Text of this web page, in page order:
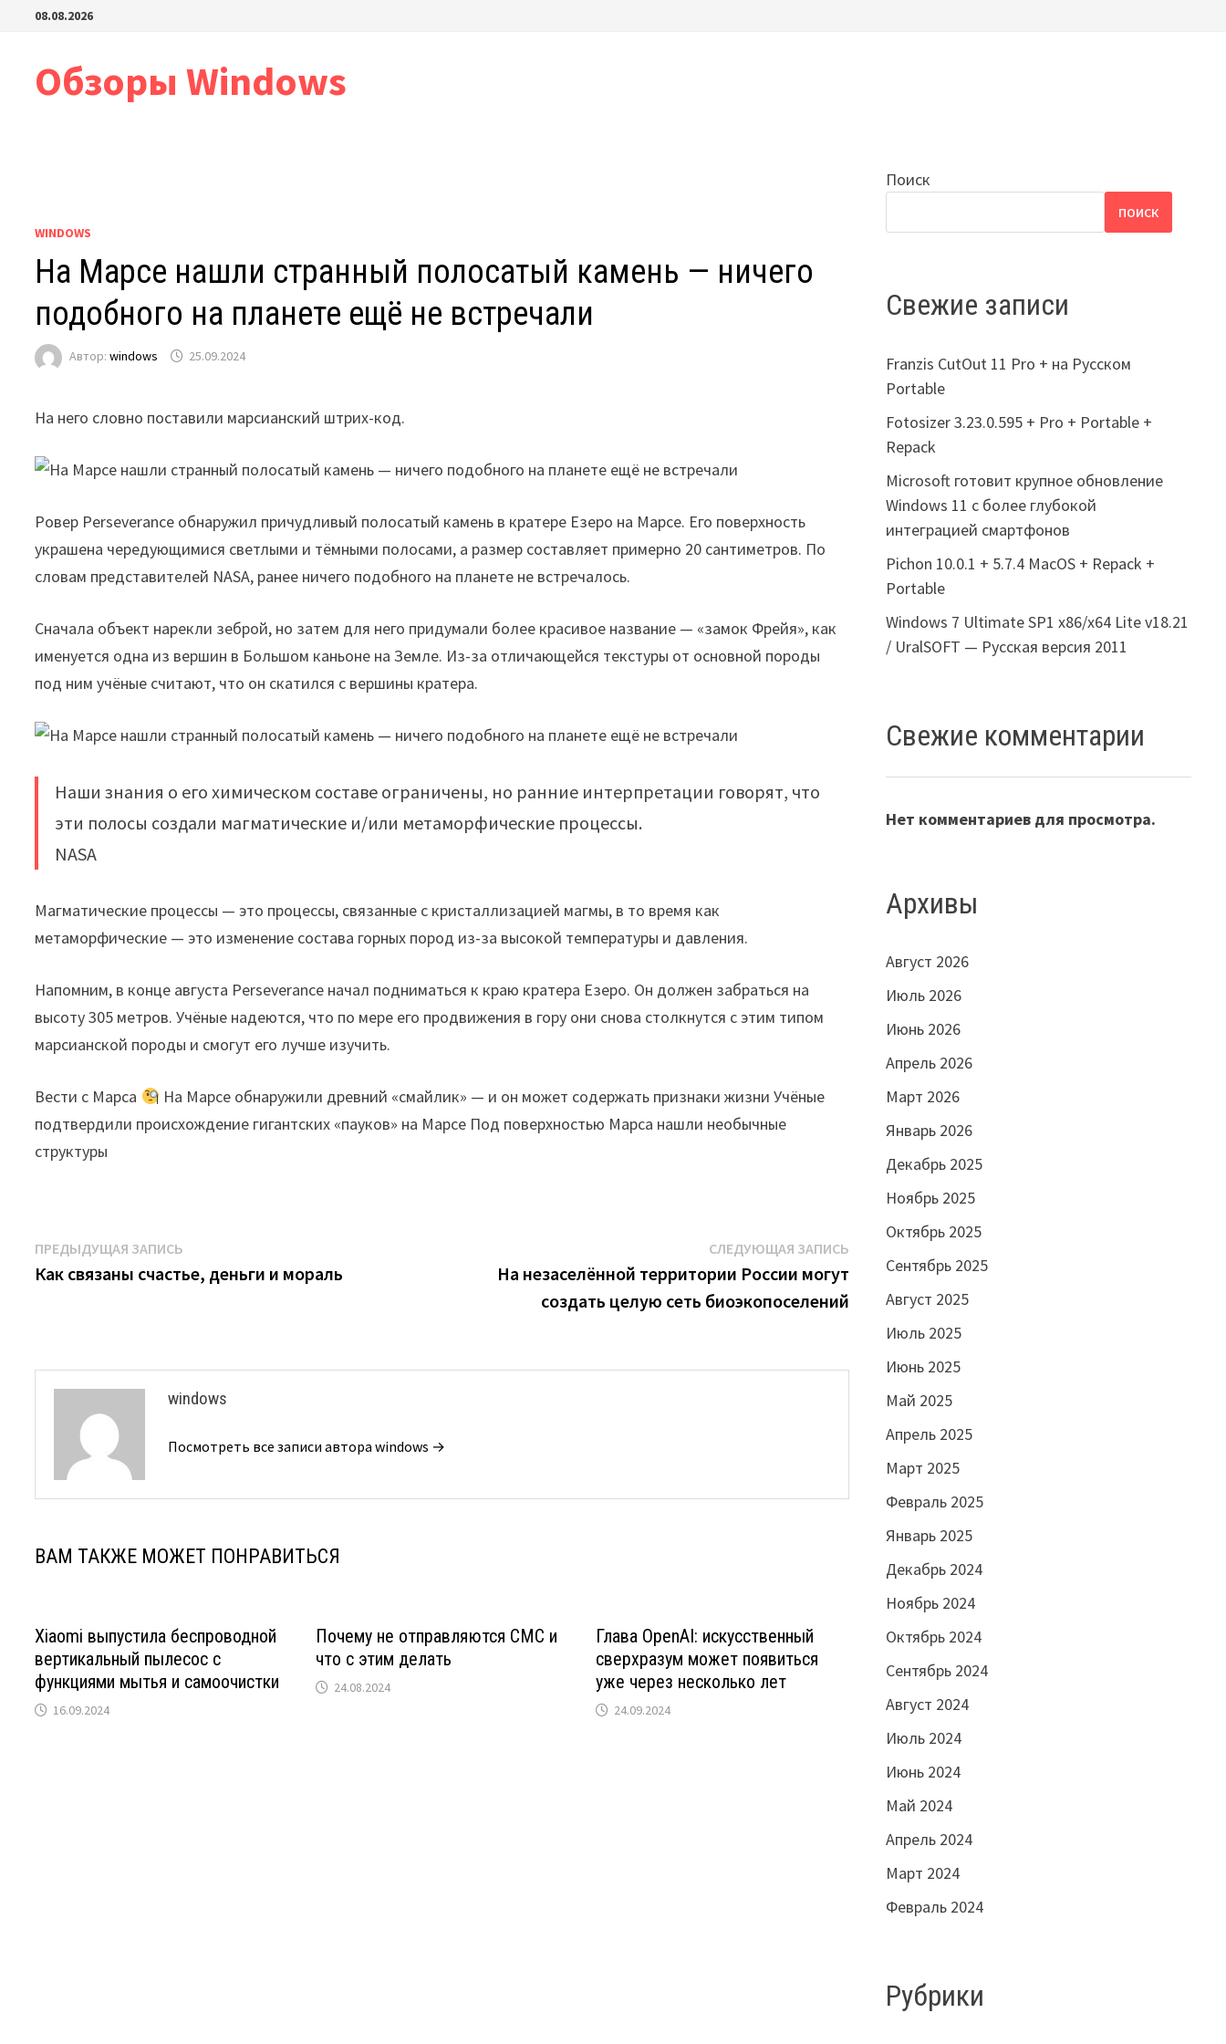
Перейти
содержимому
08.08.2026
Обзоры Windows
WINDOWS
На Марсе нашли странный полосатый камень — ничего
подобного на планете ещё не встречали
Автор:windows 25.09.2024
На него словно поставили марсианский штрих-код.
Ровер Perseverance обнаружил причудливый полосатый камень в кратере Езеро на Марсе. Его поверхность
украшена чередующимися светлыми и тёмными полосами, а размер составляет примерно 20 сантиметров. По
словам представителей NASA, ранее ничего подобного на планете не встречалось.
Сначала объект нарекли зеброй, но затем для него придумали более красивое название — «замок Фрейя», как
именуется одна из вершин в Большом каньоне на Земле. Из-за отличающейся текстуры от основной породы
под ним учёные считают, что он скатился с вершины кратера.
Наши знания о его химическом составе ограничены, но ранние интерпретации говорят, что
эти полосы создали магматические и/или метаморфические процессы.
NASA
Магматические процессы — это процессы, связанные с кристаллизацией магмы, в то время как
метаморфические — это изменение состава горных пород из-за высокой температуры и давления.
Напомним, в конце августа Perseverance начал подниматься к краю кратера Езеро. Он должен забраться на
высоту 305 метров. Учёные надеются, что по мере его продвижения в гору они снова столкнутся с этим типом
марсианской породы и смогут его лучше изучить.
Вести с Марса
На Марсе обнаружили древний «смайлик» — и он может содержать признаки жизни Учёные
подтвердили происхождение гигантских «пауков» на Марсе Под поверхностью Марса нашли необычные
структуры
Навигация
по
ПРЕДЫДУЩАЯ ЗАПИСЬ
запись:
Как связаны счастье, деньги и мораль
СЛЕДУЮЩАЯ ЗАПИСЬСледующая
запись:
На незаселённой территории России могут
создать целую сеть биоэкопоселений
windows
Посмотреть все записи автора windows →
ВАМ ТАКЖЕ МОЖЕТ ПОНРАВИТЬСЯ
Xiaomi выпустила беспроводной
вертикальный пылесос с
функциями мытья и самоочистки
16.09.2024
Почему не отправляются СМС и
что с этим делать
24.08.2024
Глава OpenAI: искусственный
сверхразум может появиться
уже через несколько лет
24.09.2024
Поиск
ПОИСК
Свежие записи
Franzis CutOut 11 Pro + на Русском
Portable
Fotosizer 3.23.0.595 + Pro + Portable +
Repack
Microsoft готовит крупное обновление
Windows 11 с более глубокой
интеграцией смартфонов
Pichon 10.0.1 + 5.7.4 MacOS + Repack +
Portable
Windows 7 Ultimate SP1 x86/x64 Lite v18.21
/ UralSOFT — Русская версия 2011
Свежие комментарии
Нет комментариев для просмотра.
Архивы
Август 2026
Июль 2026
Июнь 2026
Апрель 2026
Март 2026
Январь 2026
Декабрь 2025
Ноябрь 2025
Октябрь 2025
Сентябрь 2025
Август 2025
Июль 2025
Июнь 2025
Май 2025
Апрель 2025
Март 2025
Февраль 2025
Январь 2025
Декабрь 2024
Ноябрь 2024
Октябрь 2024
Сентябрь 2024
Август 2024
Июль 2024
Июнь 2024
Май 2024
Апрель 2024
Март 2024
Февраль 2024
Рубрики